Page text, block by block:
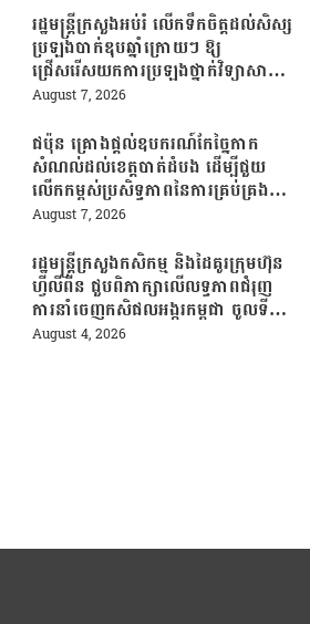
រដ្ឋមន្រ្តីក្រសួងអប់រំ លើកទឹកចិត្តដល់សិស្ស
ប្រឡងបាក់ឌុបឆ្នាំក្រោយៗ ឱ្យ
ជ្រើសរើសយកការប្រឡងថ្នាក់វិទ្យាសាស្ត្រ
ដើម្បីឆ្លើយតបទៅនឹងតម្រូវការធនធាន
August 7, 2026
ជប៉ុន គ្រោងផ្តល់ឧបករណ៍កែច្នៃកាក
សំណល់ដល់ខេត្តបាត់ដំបង ដើម្បីជួយ
លើកកម្ពស់ប្រសិទ្ធភាពនៃការគ្រប់គ្រង
សំណល់
August 7, 2026
រដ្ឋមន្រ្តីក្រសួងកសិកម្ម និងដៃគូរក្រុមហ៊ុន
ហ្វីលីពីន ជួបពិភាក្សាលើលទ្ធភាពជំរុញ
ការនាំចេញកសិផលអង្ករកម្ពុជា ចូលទី
ផ្សារហ្វីលីពីន
August 4, 2026